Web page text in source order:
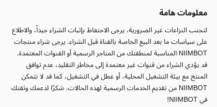
معلومات هامة
لتجنب النزاعات غير الضرورية، يرجى الاحتفاظ بإثبات الشراء جيداً، والاطلاع
على سياسات ما بعد البيع الخاصة بالقناة قبل الشراء. يرجى شراء منتجات
NIIMBOT المناسبة لمنطقتك من المتاجر الرسمية أو القنوات المعتمدة.
قد يؤدي الشراء من قنوات غير معتمدة إلى مخاطر التقليد، عدم توافق
المنتج مع بيئة التشغيل المحلية، أو عطل في التشغيل، كما قد لا تتمكن
NIIMBOT من تقديم الخدمات الرسمية لهذه الحالات. شكرًا لدعمك وثقتك
في NIIMBOT!